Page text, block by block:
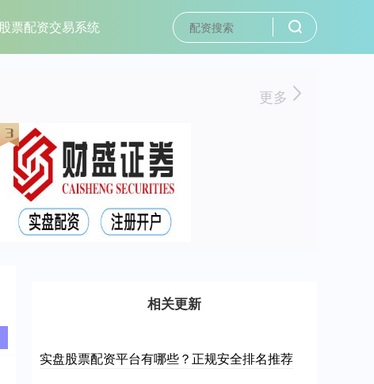
股票配资交易系统
更多
相关更新
实盘股票配资平台有哪些？正规安全排名推荐